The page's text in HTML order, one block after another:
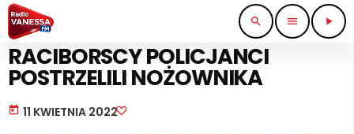
search menu play_arrow
STRAŻ I POLICJA
RACIBORSCY POLICJANCI
POSTRZELILI NOŻOWNIKA
today 11 KWIETNIA 2022